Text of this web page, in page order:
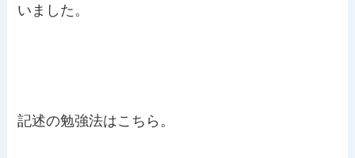
いました。
記述の勉強法はこちら。